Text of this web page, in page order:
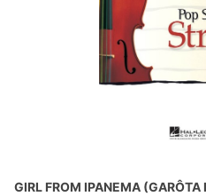
GIRL FROM IPANEMA (GARÔTA